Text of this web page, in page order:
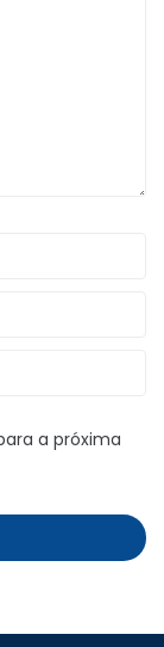
a próxima